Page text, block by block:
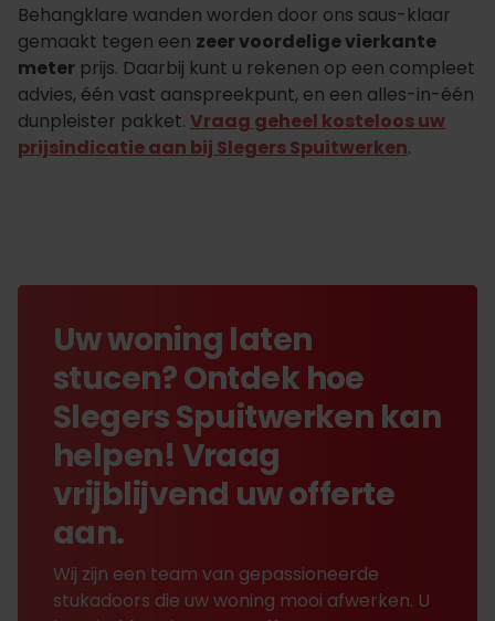
Behangklare wanden worden door ons saus-klaar
gemaakt tegen een zeer voordelige vierkante
meter prijs. Daarbij kunt u rekenen op een compleet
advies, één vast aanspreekpunt, en een alles-in-één
dunpleister pakket. Vraag geheel kosteloos uw
prijsindicatie aan bij Slegers Spuitwerken.
Uw woning laten
stucen? Ontdek hoe
Slegers Spuitwerken kan
helpen! Vraag
vrijblijvend uw offerte
aan.
Wij zijn een team van gepassioneerde
stukadoors die uw woning mooi afwerken. U